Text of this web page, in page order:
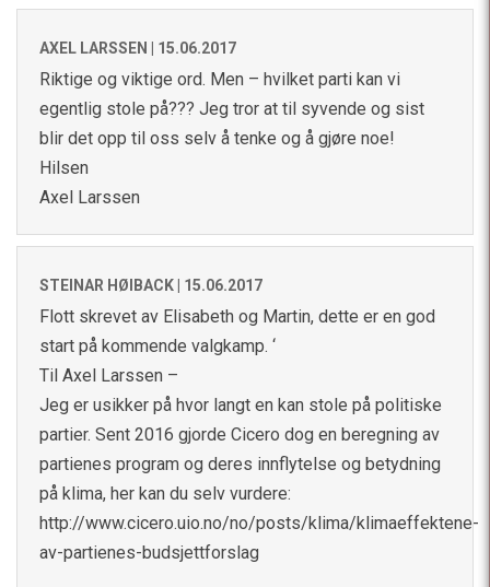
AXEL LARSSEN | 15.06.2017
Riktige og viktige ord. Men – hvilket parti kan vi
egentlig stole på??? Jeg tror at til syvende og sist
blir det opp til oss selv å tenke og å gjøre noe!
Hilsen
Axel Larssen
STEINAR HØIBACK | 15.06.2017
Flott skrevet av Elisabeth og Martin, dette er en god
start på kommende valgkamp. ‘
Til Axel Larssen –
Jeg er usikker på hvor langt en kan stole på politiske
partier. Sent 2016 gjorde Cicero dog en beregning av
partienes program og deres innflytelse og betydning
på klima, her kan du selv vurdere:
http://www.cicero.uio.no/no/posts/klima/klimaeffektene-
av-partienes-budsjettforslag